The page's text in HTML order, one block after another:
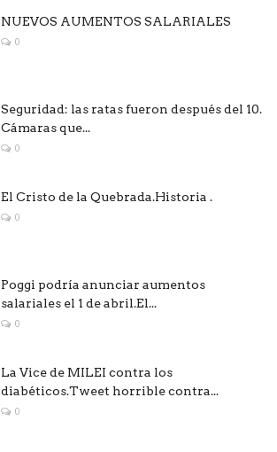
NUEVOS AUMENTOS SALARIALES
0
Seguridad: las ratas fueron después del 10.
Cámaras que...
0
El Cristo de la Quebrada.Historia .
0
Poggi podría anunciar aumentos
salariales el 1 de abril.El...
0
La Vice de MILEI contra los
diabéticos.Tweet horrible contra...
0